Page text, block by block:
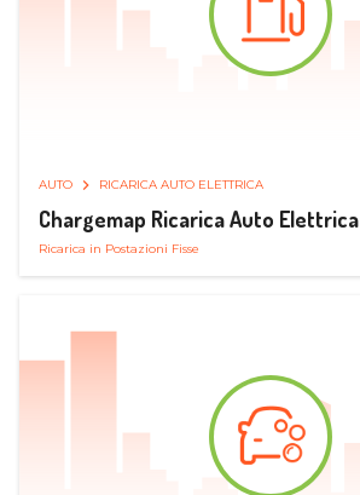
AUTO RICARICA AUTO ELETTRICA
Chargemap Ricarica Auto Elettrica
Ricarica in Postazioni Fisse